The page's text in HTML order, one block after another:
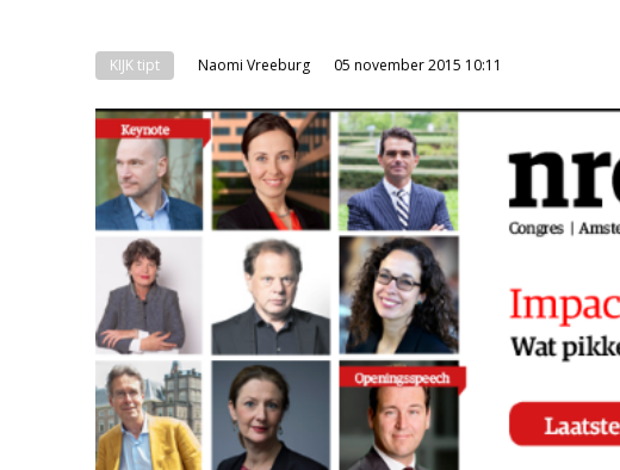
KIJK tipt Naomi Vreeburg 05 november 2015 10:11